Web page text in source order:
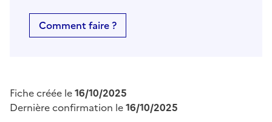
Comment faire ?
Fiche créée le16/10/2025
Dernière confirmation le16/10/2025